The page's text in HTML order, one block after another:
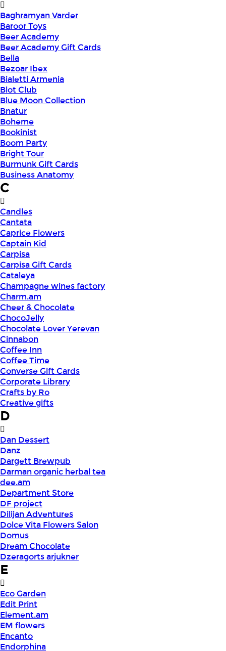
Baghramyan Varder
Baroor Toys
Beer Academy
Beer Academy Gift Cards
Bella
Bezoar Ibex
Bialetti Armenia
Blot Club
Blue Moon Collection
Bnatur
Boheme
Bookinist
Boom Party
Bright Tour
Burmunk Gift Cards
Business Anatomy
C
Candles
Cantata
Caprice Flowers
Captain Kid
Carpisa
Carpisa Gift Cards
Cataleya
Champagne wines factory
Charm.am
Cheer & Chocolate
ChocoJelly
Chocolate Lover Yerevan
Cinnabon
Coffee Inn
Coffee Time
Converse Gift Cards
Corporate Library
Crafts by Ro
Creative gifts
D
Dan Dessert
Danz
Dargett Brewpub
Darman organic herbal tea
dee.am
Department Store
DF project
Dilijan Adventures
Dolce Vita Flowers Salon
Domus
Dream Chocolate
Dzeragorts arjukner
E
Eco Garden
Edit Print
Element.am
EM flowers
Encanto
Endorphina